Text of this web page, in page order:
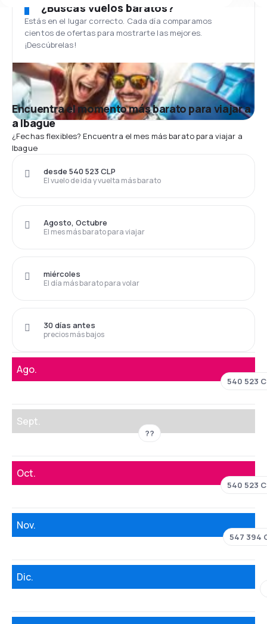
¿Buscas vuelos baratos?
Estás en el lugar correcto. Cada día comparamos
cientos de ofertas para mostrarte las mejores.
¡Descúbrelas!
Encuentra el momento más barato para viajar a
a Ibague
¿Fechas flexibles? Encuentra el mes más barato para viajar a
Ibague
El vuelo de ida y vuelta más barato
desde 540 523 CLP
El mes más barato para viajar
Agosto, Octubre
El día más barato para volar
miércoles
precios más bajos
30 días antes
Ago.
540 523
Sept.
??
Oct.
540 523
Nov.
547 394
Dic.